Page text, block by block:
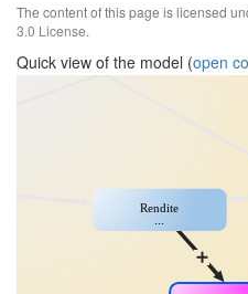
The content of this page is licensed
3.0 License.
Quick view of the model (open